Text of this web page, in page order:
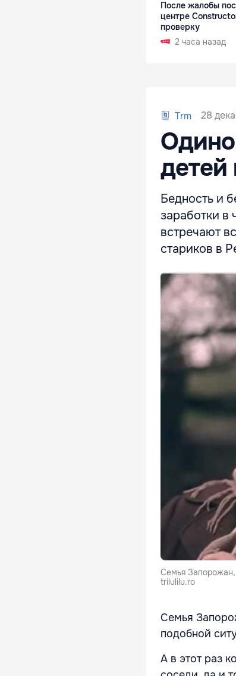
После жалобы
центре
проверку
2 часа назад
Trm 28
детей
Бедность и
заработки в
встречают
стариков в
Семья
trilulilu.ro
Семья
подобной
А в этот раз